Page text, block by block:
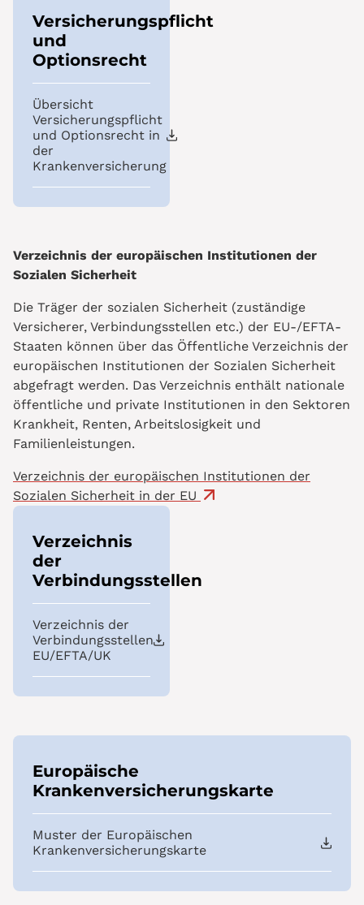
Versicherungspflicht
und
Optionsrecht
Übersicht
Versicherungspflicht
und Optionsrecht in
der
Krankenversicherung
Verzeichnis der europäischen Institutionen der
Sozialen Sicherheit
Die Träger der sozialen Sicherheit (zuständige
Versicherer, Verbindungsstellen etc.) der EU-/EFTA-
Staaten können über das Öffentliche Verzeichnis der
europäischen Institutionen der Sozialen Sicherheit
abgefragt werden. Das Verzeichnis enthält nationale
öffentliche und private Institutionen in den Sektoren
Krankheit, Renten, Arbeitslosigkeit und
Familienleistungen.
Verzeichnis der europäischen Institutionen der
Sozialen Sicherheit in der EU
Verzeichnis
der
Verbindungsstellen
Verzeichnis der
Verbindungsstellen
EU/EFTA/UK
Europäische
Krankenversicherungskarte
Muster der Europäischen
Krankenversicherungskarte